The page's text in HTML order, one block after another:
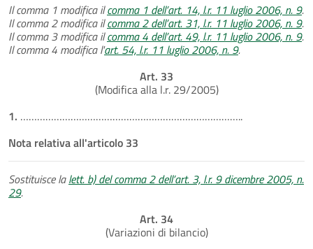
Il comma 1 modifica ilcomma 1 dell’art. 14, l.r. 11 luglio 2006, n. 9.
Il comma 2 modifica ilcomma 2 dell’art. 31, l.r. 11 luglio 2006, n. 9.
Il comma 3 modifica ilcomma 4 dell’art. 49, l.r. 11 luglio 2006, n. 9.
Il comma 4 modifica l'art. 54, l.r. 11 luglio 2006, n. 9.
Art. 33
(Modifica alla l.r. 29/2005)
1. ……………………………………………………………………..
Nota relativa all'articolo 33
Sostituisce lalett. b) del comma 2 dell’art. 3, l.r. 9 dicembre 2005, n.
29.
Art. 34
(Variazioni di bilancio)